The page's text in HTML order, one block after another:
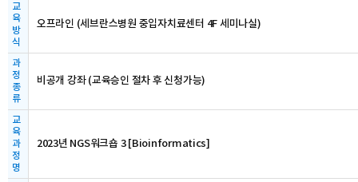
교
육
방
식
오프라인 (세브란스병원 중입자치료센터 4F 세미나실)
과
정
종
류
비공개 강좌 (교육승인 절차 후 신청가능)
교
육
과
정
명
2023년 NGS워크숍 3 [Bioinformatics]